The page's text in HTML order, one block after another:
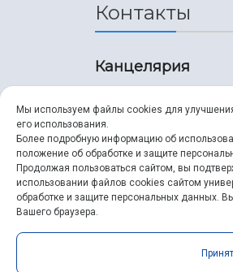
Контакты
Канцелярия
8 (846) 267-43-70
ssau@ssau.ru
Мы используем файлы cookies для
его использования.
Более подробную информацию об
положение об обработке и защите
Продолжая пользоваться сайтом, вы
использовании файлов cookies сайтом
обработке и защите персональных данных.
Вашего браузера.